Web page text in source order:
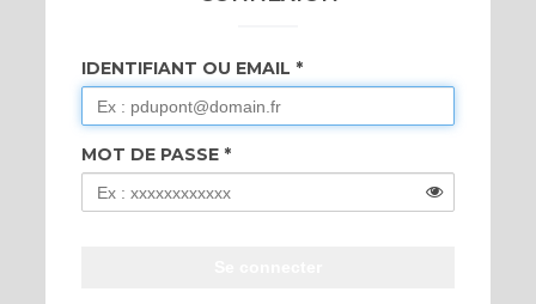
IDENTIFIANT OU EMAIL
MOT DE PASSE